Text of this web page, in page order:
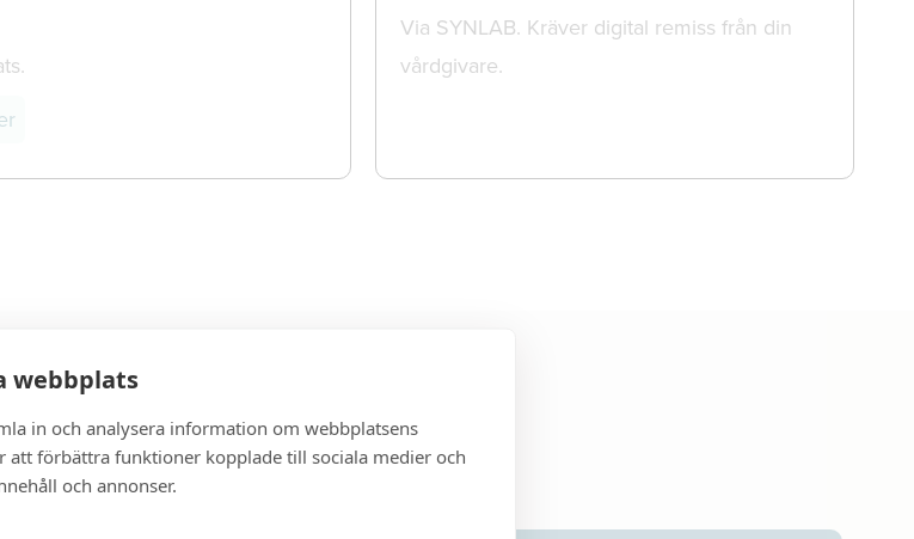
Via SYNLAB. Kräver digital remiss från din
vårdgivare.
webbplats
in och analysera information om webbplatsens
att förbättra funktioner kopplade till sociala medier och
och annonser.